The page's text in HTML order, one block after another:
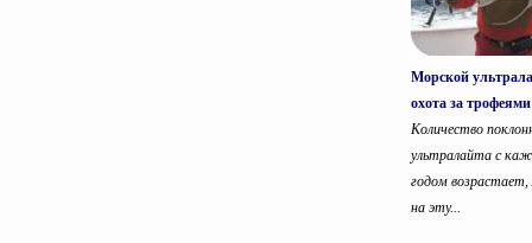
Морской
охота за трофеями
Количество
ультралайта с
годом возрастает,
на эту...